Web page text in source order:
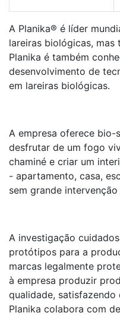
A Planika® é líder
lareiras biológicas, mas
Planika é também
desenvolvimento de
em lareiras biológicas.
A empresa oferece bio-
desfrutar de um fogo
chaminé e criar um
- apartamento, casa,
sem grande
A investigação
protótipos para a
marcas legalmente
à empresa produzir
qualidade, satisfazendo
Planika colabora com